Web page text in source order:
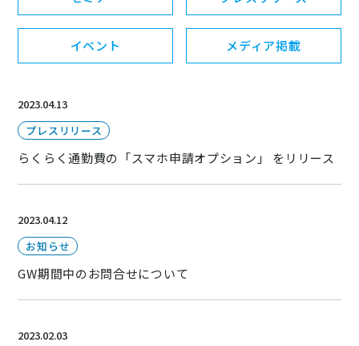
お役立ち情報
お役立ちコラム
お役立ち資料
通勤費システム適合診断
導入効果シミュレーション
イベント メディア掲載
2023.04.13
プレスリリース
らくらく通勤費の「スマホ申請オプション」 をリリース
2023.04.12
お知らせ
GW期間中のお問合せについて
2023.02.03